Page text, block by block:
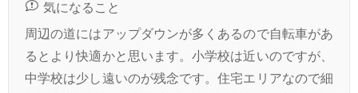
気になること
周辺の道にはアップダウンが多くあるので自転車があ
るとより快適かと思います。小学校は近いのですが、
中学校は少し遠いのが残念です。住宅エリアなので細